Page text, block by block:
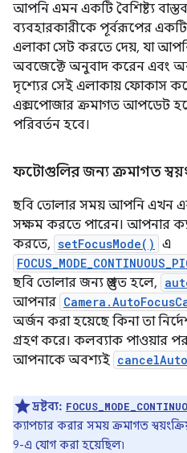
আপনি এমন একটি বৈশিষ্ট্য
ব্যবহারকারীকে পূর্বরূপের
এলাকা সেট করতে দেয়, যা
অবজেক্টে অনুবাদ করেন এবং
দৃশ্যের সেই এলাকায় ফোকাস
এক্সপোজার ক্রমাগত আপডেট
পরিবর্তন হবে।
ফটোগুলির জন্য ক্রমাগত
ছবি তোলার সময় আপনি এখন
সক্ষম করতে পারেন। আপনার
করতে, setFocusMode() এ
ছবি তোলার জন্য প্রস্তুত হলে,
আপনার
অর্জন করা হয়েছে কিনা তা
গ্রহণ করে। কলব্যাক পাওয়ার
আপনাকে অবশ্যই
দ্রষ্টব্য:
ক্যাপচার করার সময় ক্রমাগত
9-এ যোগ করা হয়েছিল৷